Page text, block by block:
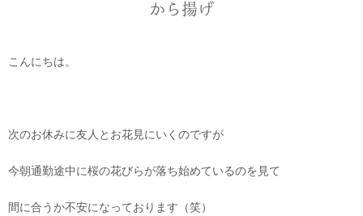
から揚げ
こんにちは。
次のお休みに友人とお花見にいくのですが
今朝通勤途中に桜の花びらが落ち始めているのを見て
間に合うか不安になっております（笑）